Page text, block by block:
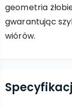
geometria
gwarantując
wiórów.